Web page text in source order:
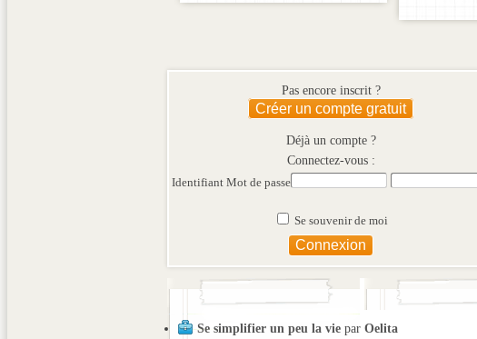
Pas encore inscrit ?
Créer un compte gratuit
Déjà un compte ?
Connectez-vous :
Identifiant Mot de passe
Se souvenir de moi
Se simplifier un peu la viepar Oelita